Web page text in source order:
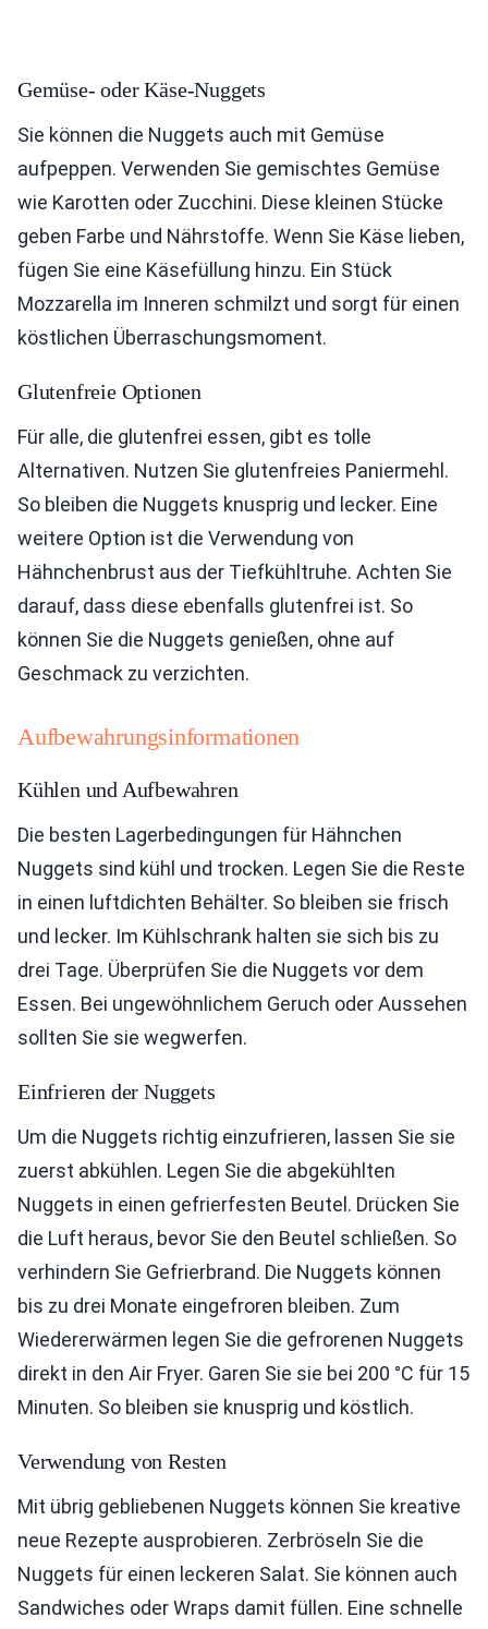
Gemüse- oder Käse-Nuggets
Sie können die Nuggets auch mit Gemüse
aufpeppen. Verwenden Sie gemischtes Gemüse
wie Karotten oder Zucchini. Diese kleinen Stücke
geben Farbe und Nährstoffe. Wenn Sie Käse lieben,
fügen Sie eine Käsefüllung hinzu. Ein Stück
Mozzarella im Inneren schmilzt und sorgt für einen
köstlichen Überraschungsmoment.
Glutenfreie Optionen
Für alle, die glutenfrei essen, gibt es tolle
Alternativen. Nutzen Sie glutenfreies Paniermehl.
So bleiben die Nuggets knusprig und lecker. Eine
weitere Option ist die Verwendung von
Hähnchenbrust aus der Tiefkühltruhe. Achten Sie
darauf, dass diese ebenfalls glutenfrei ist. So
können Sie die Nuggets genießen, ohne auf
Geschmack zu verzichten.
Aufbewahrungsinformationen
Kühlen und Aufbewahren
Die besten Lagerbedingungen für Hähnchen
Nuggets sind kühl und trocken. Legen Sie die Reste
in einen luftdichten Behälter. So bleiben sie frisch
und lecker. Im Kühlschrank halten sie sich bis zu
drei Tage. Überprüfen Sie die Nuggets vor dem
Essen. Bei ungewöhnlichem Geruch oder Aussehen
sollten Sie sie wegwerfen.
Einfrieren der Nuggets
Um die Nuggets richtig einzufrieren, lassen Sie sie
zuerst abkühlen. Legen Sie die abgekühlten
Nuggets in einen gefrierfesten Beutel. Drücken Sie
die Luft heraus, bevor Sie den Beutel schließen. So
verhindern Sie Gefrierbrand. Die Nuggets können
bis zu drei Monate eingefroren bleiben. Zum
Wiedererwärmen legen Sie die gefrorenen Nuggets
direkt in den Air Fryer. Garen Sie sie bei 200 °C für 15
Minuten. So bleiben sie knusprig und köstlich.
Verwendung von Resten
Mit übrig gebliebenen Nuggets können Sie kreative
neue Rezepte ausprobieren. Zerbröseln Sie die
Nuggets für einen leckeren Salat. Sie können auch
Sandwiches oder Wraps damit füllen. Eine schnelle